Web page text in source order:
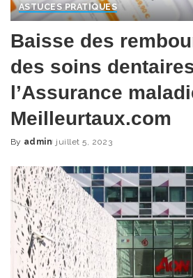
ASTUCES PRATIQUES
Baisse des
des soins
l’Assurance
Meilleurtaux.com
Posted
By admin juillet 5, 2023